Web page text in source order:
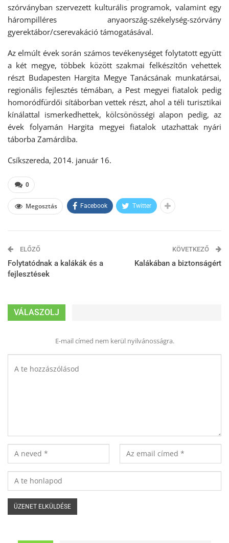
szórványban szervezett kulturális programok, valamint egy
hárompilléres anyaország-székelység-szórvány
gyerektábor/cserevakáció támogatásával.
Az elmúlt évek során számos tevékenységet folytatott együtt
a két megye, többek között szakmai felkészítőn vehettek
részt Budapesten Hargita Megye Tanácsának munkatársai,
regionális fejlesztés témában, a Pest megyei fiatalok pedig
homoródfürdői sítáborban vettek részt, ahol a téli turisztikai
kínálattal ismerkedhettek, kölcsönösségi alapon pedig, az
évek folyamán Hargita megyei fiatalok utazhattak nyári
táborba Zamárdiba.
Csíkszereda, 2014. január 16.
0
Megosztás Facebook Twitter
ELŐZŐ
Folytatódnak a kalákák és a
fejlesztések
KÖVETKEZŐ
Kalákában a biztonságért
VÁLASZOLJ
E-mail címed nem kerül nyilvánosságra.